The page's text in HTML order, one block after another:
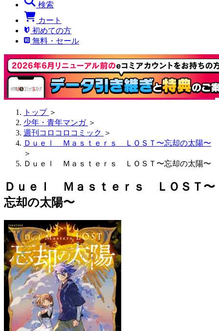
検索
カート
初めての方
無料・セール
トップ ＞
少年・青年マンガ ＞
週刊コロコロコミック ＞
Ｄｕｅｌ Ｍａｓｔｅｒｓ ＬＯＳＴ〜忘却の太陽〜
＞
Ｄｕｅｌ Ｍａｓｔｅｒｓ ＬＯＳＴ〜忘却の太陽〜
Ｄｕｅｌ Ｍａｓｔｅｒｓ ＬＯＳＴ〜
忘却の太陽〜